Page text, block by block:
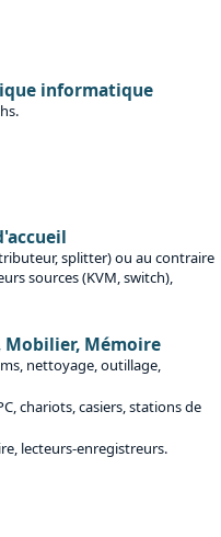
informatique
splitter) ou au contraire
sources (KVM, switch),
Mobilier, Mémoire
nettoyage, outillage,
chariots, casiers, stations de
lecteurs-enregistreurs.